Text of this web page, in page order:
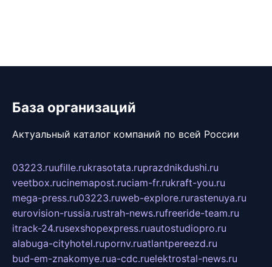
База организаций
Актуальный каталог компаний по всей России
03223.ruufille.rukrasotata.ruprazdnikdushi.ru
veetbox.rucinemapost.ruciam-fr.rukraft-you.ru
mega-press.ru03223.ruweb-explore.rurastenuya.ru
eurovision-russia.rustrah-news.rufreeride-team.ru
itrack-24.rusexshopexpress.ruautostudiopro.ru
alabuga-cityhotel.rupornv.ruatlantpereezd.ru
bud-em-znakomye.rua-cdc.ruelektrostal-news.ru